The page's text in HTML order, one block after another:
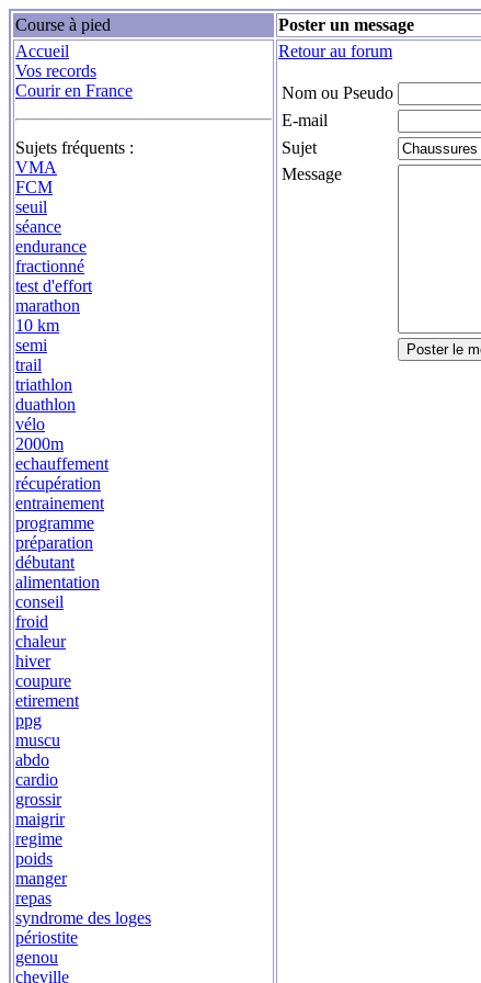
Course à pied
Poster un message
Accueil
Vos records
Courir en France
Sujets fréquents :
VMA
FCM
seuil
séance
endurance
fractionné
test d'effort
marathon
10 km
semi
trail
triathlon
duathlon
vélo
2000m
echauffement
récupération
entrainement
programme
préparation
débutant
alimentation
conseil
froid
chaleur
hiver
coupure
etirement
ppg
muscu
abdo
cardio
grossir
maigrir
regime
poids
manger
repas
syndrome des loges
périostite
genou
cheville
Retour au forum
Nom ou Pseudo
E-mail
Sujet
Message